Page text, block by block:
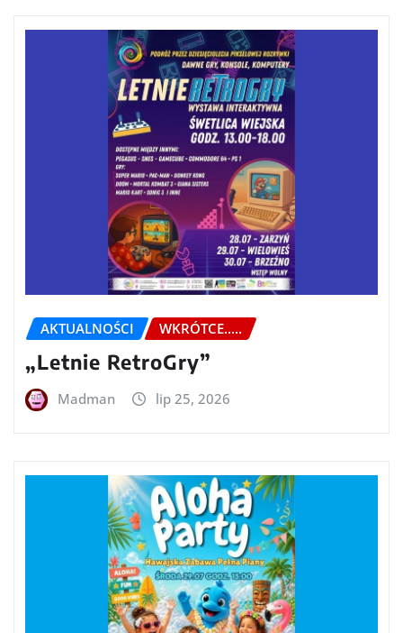
AKTUALNOŚCI WKRÓTCE.....
„Letnie RetroGry”
Madman lip 25, 2026